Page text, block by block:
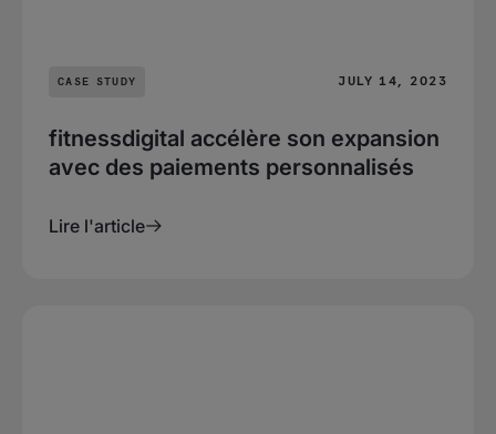
CASE STUDY JULY 14, 2023
fitnessdigital accélère son expansion
avec des paiements personnalisés
Lire l'article